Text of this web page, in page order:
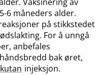
6 måneders alder.
på stikkstedet
For å unngå
anbefales
bak øret,
injeksjon.